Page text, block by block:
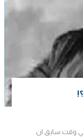
وقت سابق ان